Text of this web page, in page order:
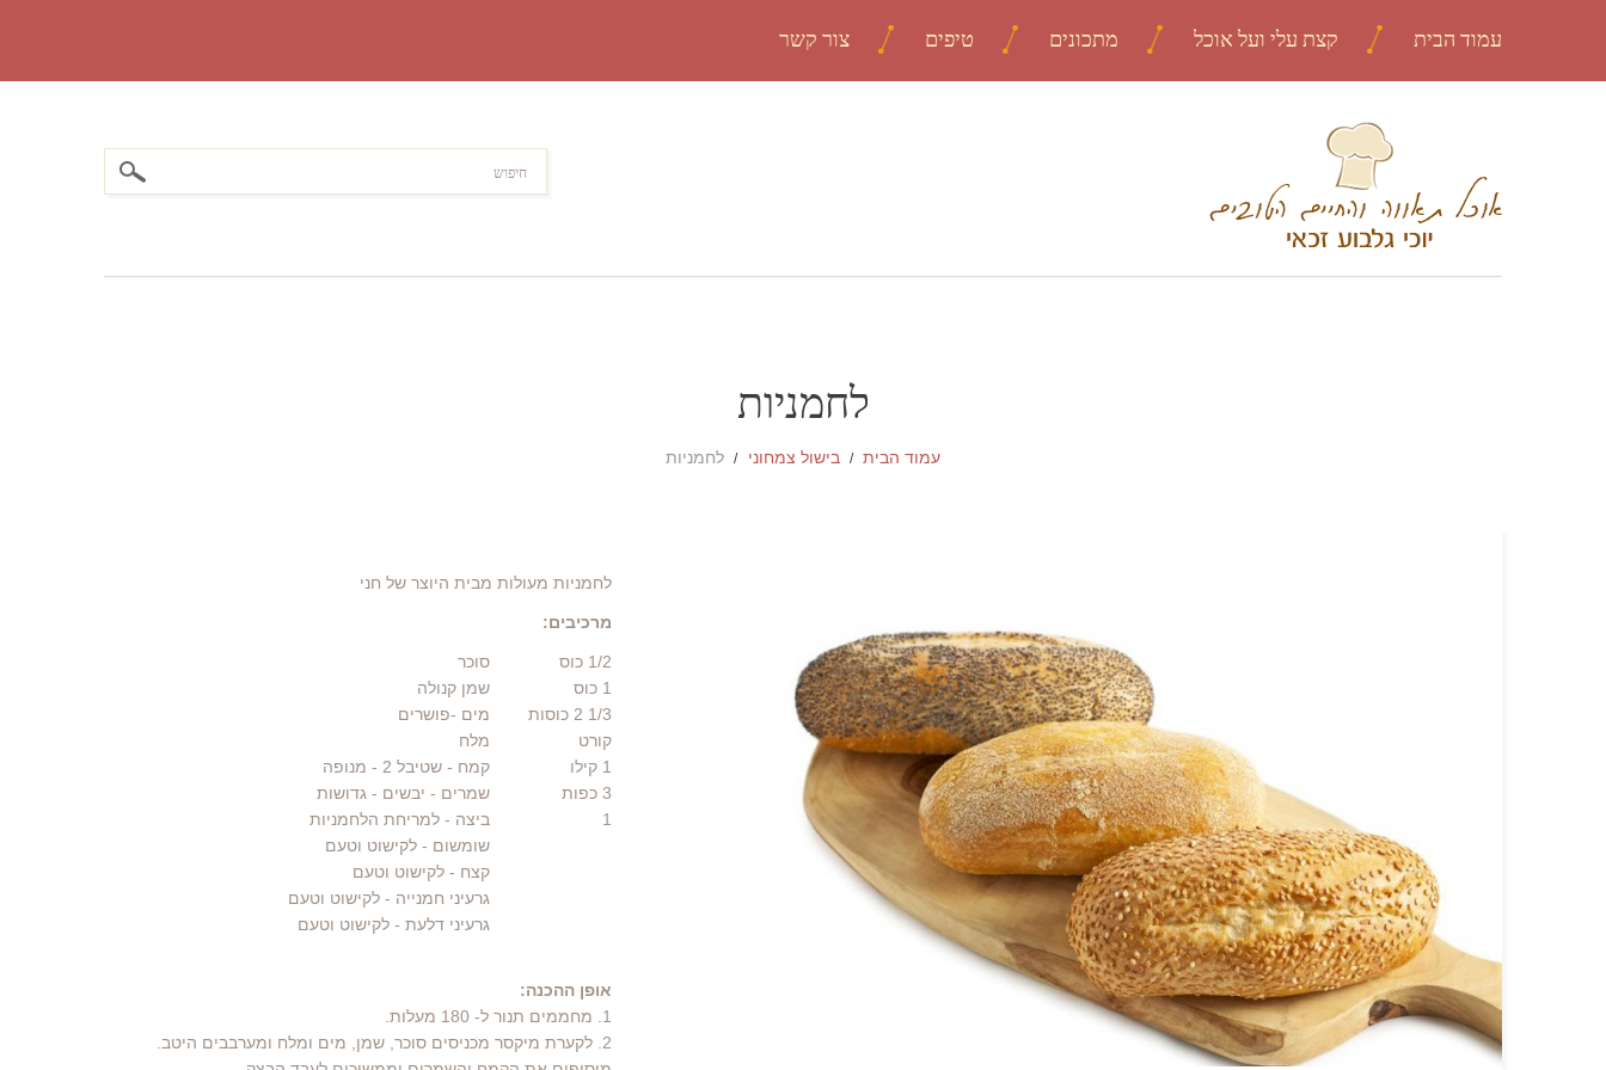
עמוד הבית קצת עלי ועל אוכל מתכונים טיפים צור קשר
לחמניות
עמוד הבית בישול צמחוני לחמניות
לחמניות מעולות מבית היוצר של חני
מרכיבים:
1/2 כוס
סוכר
1 כוס
שמן קנולה
1/3 2 כוסות
מים -פושרים
קורט
מלח
1 קילו קמח - שטיבל 2
- מנופה
3 כפות שמרים - יבשים - גדושות
1
ביצה - למריחת הלחמניות
שומשום - לקישוט וטעם
קצח - לקישוט וטעם
גרעיני חמנייה - לקישוט וטעם
גרעיני דלעת - לקישוט וטעם
אופן ההכנה:
1. מחממים תנור ל- 180 מעלות.
2. לקערת מיקסר מכניסים סוכר, שמן, מים ומלח ומערבבים היטב.